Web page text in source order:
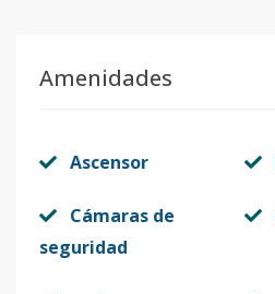
Amenidades
Ascensor
Cámaras de
seguridad